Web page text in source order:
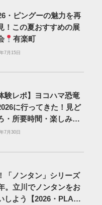
・ピングーの魅力を再
！この夏おすすめの展
有楽町
7月15日
験レポ】ヨコハマ恐竜
に行ってきた！見ど
・所要時間・楽しみ方
介
7月30日
「ノンタン」シリーズ
。立川でノンタンをお
しよう【2026・PLAY!